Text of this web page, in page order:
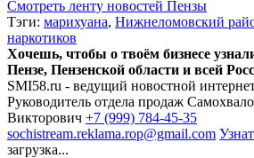
Смотреть ленту новостей Пензы
Тэги: марихуана, Нижнеломовский
наркотиков
Хочешь, чтобы о твоём бизнесе
Пензе, Пензенской области и всей
SMI58.ru - ведущий новостной
Руководитель отдела продаж
Викторович +7 (999) 784-45-35
sochistream.reklama.rop@gmail.com
загрузка...